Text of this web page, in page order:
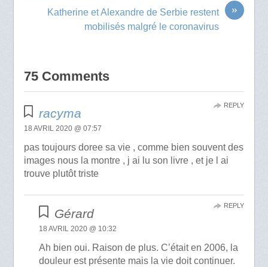
»
Katherine et Alexandre de Serbie restent
mobilisés malgré le coronavirus
75 Comments
racyma
18 AVRIL 2020 @ 07:57
pas toujours doree sa vie , comme bien souvent des
images nous la montre , j ai lu son livre , et je l ai
trouve plutôt triste
REPLY
Gérard
18 AVRIL 2020 @ 10:32
Ah bien oui. Raison de plus. C’était en 2006, la
douleur est présente mais la vie doit continuer.
REPLY